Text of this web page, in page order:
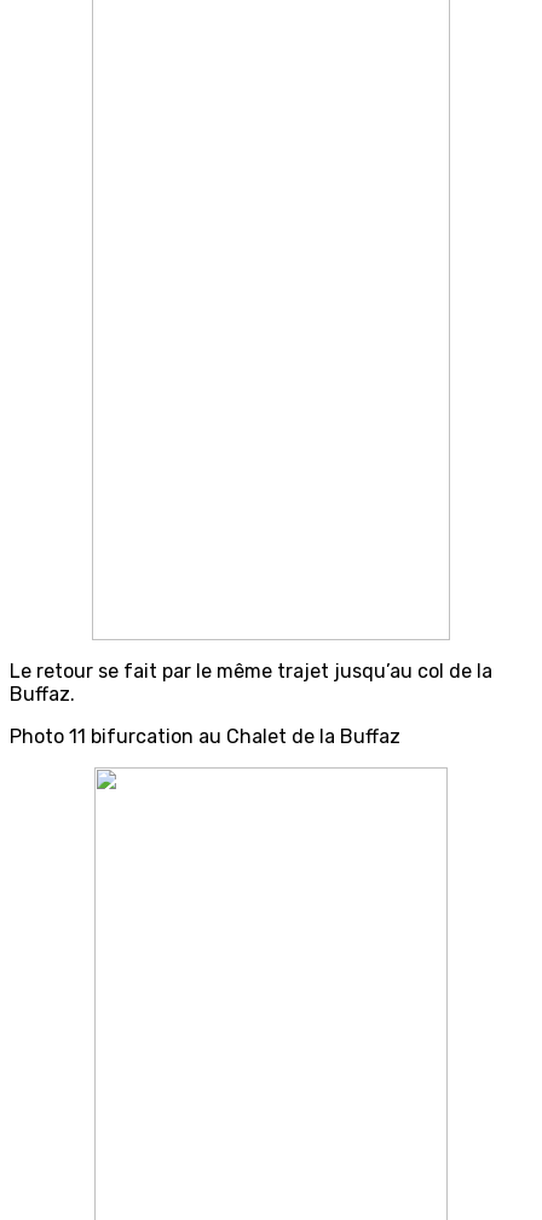
Le retour se fait par le même trajet jusqu’au col de la
Buffaz.
Photo 11 bifurcation au Chalet de la Buffaz